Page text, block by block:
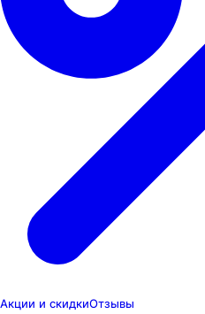
Акции и скидкиОтзывы